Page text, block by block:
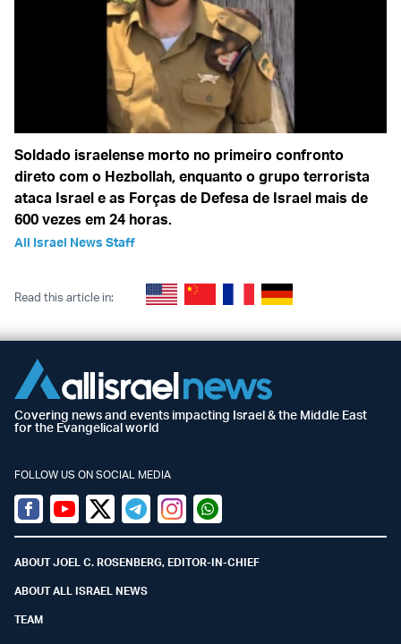
Soldado israelense morto no primeiro confronto
direto com o Hezbollah, enquanto o grupo terrorista
ataca Israel e as Forças de Defesa de Israel mais de
600 vezes em 24 horas.
All Israel News Staff
Read this article in:
Covering news and events impacting Israel & the Middle East
for the Evangelical world
FOLLOW US ON SOCIAL MEDIA
Facebook
YoutubeTwitter (X)
TelegramInstagramWhatsapp
ABOUT JOEL C. ROSENBERG, EDITOR-IN-CHIEF
ABOUT ALL ISRAEL NEWS
TEAM